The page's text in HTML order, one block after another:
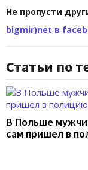
Не пропусти
bigmir)net в
Статьи по
В Польше
сам пришел в